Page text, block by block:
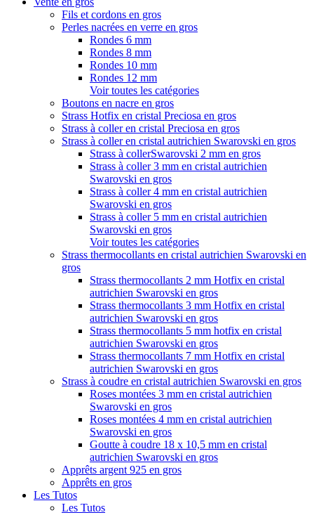
Fils et cordons en gros
Perles nacrées en verre en gros
Rondes 6 mm
Rondes 8 mm
Rondes 10 mm
Rondes 12 mm
Voir toutes les catégories
Boutons en nacre en gros
Strass Hotfix en cristal Preciosa en gros
Strass à coller en cristal Preciosa en gros
Strass à coller en cristal autrichien Swarovski en gros
Strass à collerSwarovski 2 mm en gros
Strass à coller 3 mm en cristal autrichien
Swarovski en gros
Strass à coller 4 mm en cristal autrichien
Swarovski en gros
Strass à coller 5 mm en cristal autrichien
Swarovski en gros
Voir toutes les catégories
Strass thermocollants en cristal autrichien Swarovski en
gros
Strass thermocollants 2 mm Hotfix en cristal
autrichien Swarovski en gros
Strass thermocollants 3 mm Hotfix en cristal
autrichien Swarovski en gros
Strass thermocollants 5 mm hotfix en cristal
autrichien Swarovski en gros
Strass thermocollants 7 mm Hotfix en cristal
autrichien Swarovski en gros
Strass à coudre en cristal autrichien Swarovski en gros
Roses montées 3 mm en cristal autrichien
Swarovski en gros
Roses montées 4 mm en cristal autrichien
Swarovski en gros
Goutte à coudre 18 x 10,5 mm en cristal
autrichien Swarovski en gros
Apprêts argent 925 en gros
Apprêts en gros
Les Tutos
Les Tutos